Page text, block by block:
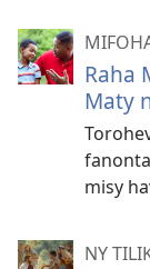
Raha
Maty
misy
NY